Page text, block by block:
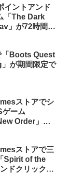
イントアンド
「The Dark
」が72時間限
「Boots Quest
が期間限定で
ストアでシ
ゲーム
Order」が
ストアで三
Spirit of the
ドクリック型